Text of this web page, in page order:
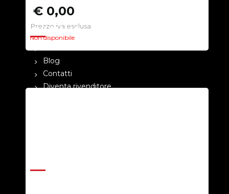
€ 0,00
Prezzo iva esclusa
Non disponibile
CHI SIAMO
Blog
Contatti
Diventa rivenditore